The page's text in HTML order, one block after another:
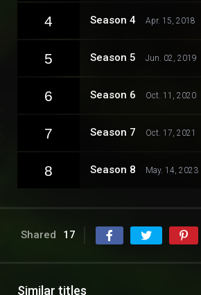
4 Season 4 Apr. 15, 2018
5 Season 5 Jun. 02, 2019
6 Season 6 Oct. 11, 2020
7 Season 7 Oct. 17, 2021
8 Season 8 May. 14, 2023
Shared 17
Similar titles